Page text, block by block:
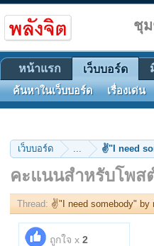
เว็บบอร์ด ... ✌"I need
คะแนนสำหรับโพส
Thread: ✌"I need somebody" by
ถูกใจ x 2
ชุ
หน้าแรก เว็บบอร์ด
ค้นหาในเว็บบอร์ด เรื่องเด่น